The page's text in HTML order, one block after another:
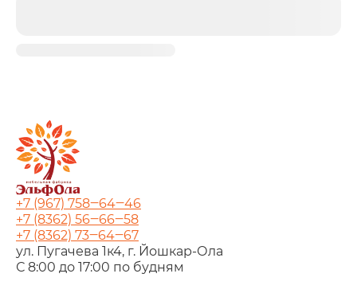
+7 (967) 758‒64‒46
+7 (8362) 56‒66‒58
+7 (8362) 73‒64‒67
ул. Пугачева 1к4, г. Йошкар‑Ола
С 8:00 до 17:00 по будням